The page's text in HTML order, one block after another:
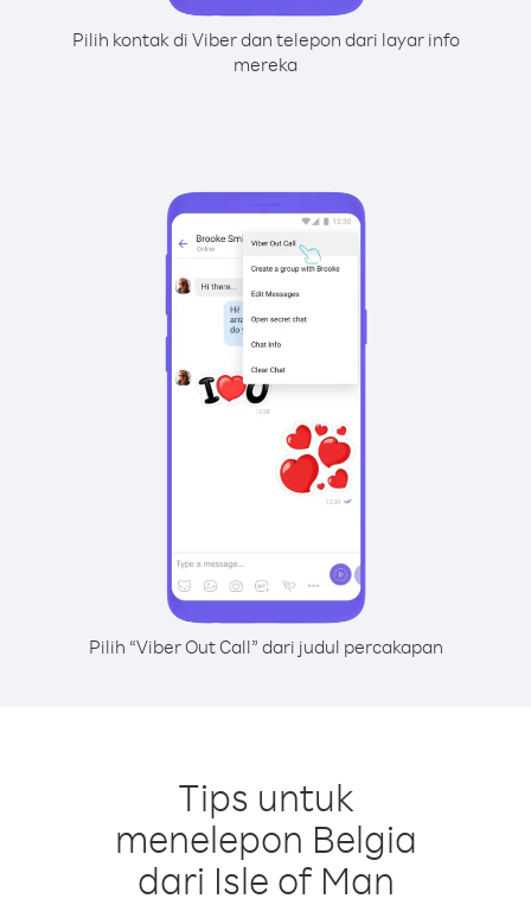
Pilih kontak di Viber dan telepon dari layar info
mereka
Pilih “Viber Out Call” dari judul percakapan
Tips untuk
menelepon Belgia
dari Isle of Man